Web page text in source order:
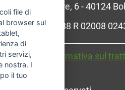
Piazza Maggiore, 6 - 40124
Cod. IBAN: IT 88 R 02008
valori Informativa sul
file di
browser sul
di
servizi,
nostra. I
il tuo